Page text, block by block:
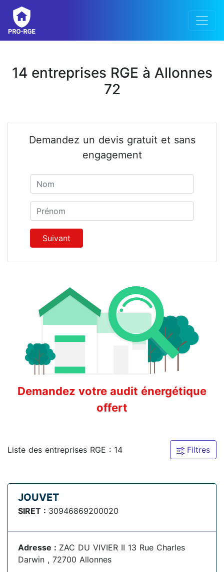
14 entreprises RGE à Allonnes
72
Demandez un devis gratuit et sans
engagement
Prénom
Suivant
Demandez votre audit énergétique
offert
Liste des entreprises RGE : 14 Filtres
JOUVET
SIRET : 30946869200020
Adresse : ZAC DU VIVIER II 13 Rue Charles
Darwin , 72700 Allonnes